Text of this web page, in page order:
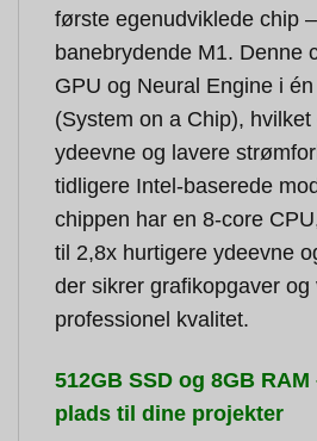
første egenudviklede chip
banebrydende M1. Denne
GPU og Neural Engine i
(System on a Chip),
ydeevne og lavere
tidligere Intel-baserede
chippen har en 8-core
til 2,8x hurtigere ydeevne
der sikrer grafikopgaver og
professionel kvalitet.
512GB SSD og 8GB
plads til dine projekter